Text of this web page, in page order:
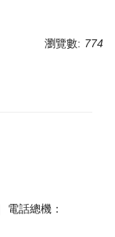
瀏覽數: 774
電話總機：